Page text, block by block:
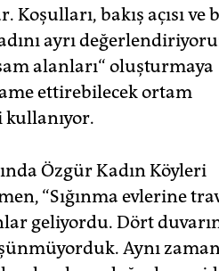
bakış açısı ve
ayrı
alanları“ oluşturmaya
ettirebilecek ortam
kullanıyor.
Özgür Kadın Köyleri
“Sığınma evlerine
geliyordu. Dört
Aynı